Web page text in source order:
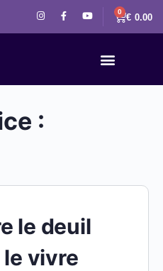
€ 0.00
0
:
le deuil
vivre